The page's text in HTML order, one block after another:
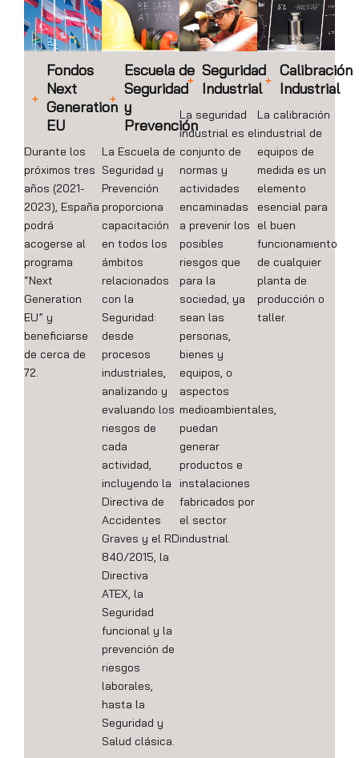
Fondos
Next
Generation
EU
Durante los
próximos tres
años (2021-
2023), España
podrá
acogerse al
programa
“Next
Generation
EU” y
beneficiarse
de cerca de
72.
Escuela de
Seguridad
y
Prevención
La Escuela de
Seguridad y
Prevención
proporciona
capacitación
en todos los
ámbitos
relacionados
con la
Seguridad:
desde
procesos
industriales,
analizando y
evaluando los
riesgos de
cada
actividad,
incluyendo la
Directiva de
Accidentes
Graves y el RD
840/2015, la
Directiva
ATEX, la
Seguridad
funcional y la
prevención de
riesgos
laborales,
hasta la
Seguridad y
Salud clásica.
Seguridad
Industrial
La seguridad
industrial es el
conjunto de
normas y
actividades
encaminadas
a prevenir los
posibles
riesgos que
para la
sociedad, ya
sean las
personas,
bienes y
equipos, o
aspectos
medioambientales,
puedan
generar
productos e
instalaciones
fabricados por
el sector
industrial.
Calibración
Industrial
La calibración
industrial de
equipos de
medida es un
elemento
esencial para
el buen
funcionamiento
de cualquier
planta de
producción o
taller.